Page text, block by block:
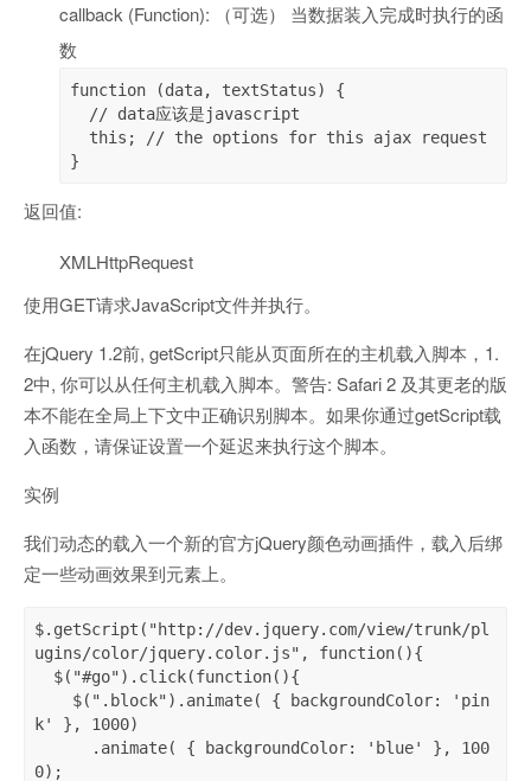
callback (Function): （可选） 当数据装入完成时执行的函
数
function (data, textStatus) {
}
返回值:
XMLHttpRequest
使用GET请求JavaScript文件并执行。
在jQuery 1.2前, getScript只能从页面所在的主机载入脚本，1.
2中, 你可以从任何主机载入脚本。警告: Safari 2 及其更老的版
本不能在全局上下文中正确识别脚本。如果你通过getScript载
入函数，请保证设置一个延迟来执行这个脚本。
实例
我们动态的载入一个新的官方jQuery颜色动画插件，载入后绑
定一些动画效果到元素上。
$.getScript("http://dev.jquery.com/view/trunk/pl
ugins/color/jquery.color.js", function(){
k' }, 1000)
0);